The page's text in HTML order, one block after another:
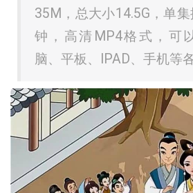
35M，总大小14.5G，单
钟，高清MP4格式，可
脑、平板、IPAD、手机等